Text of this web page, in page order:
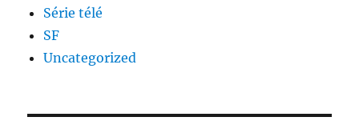
Série télé
SF
Uncategorized